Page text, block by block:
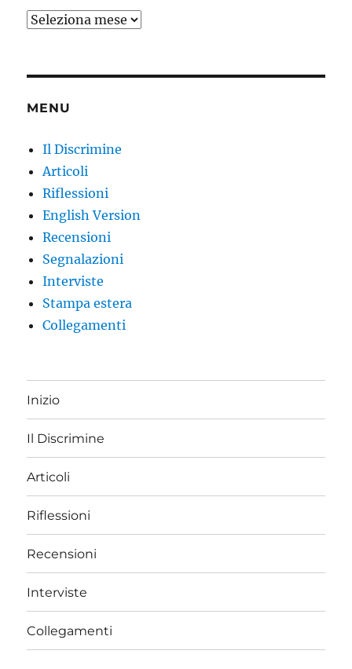
Archivi
MENU
Il Discrimine
Articoli
Riflessioni
English Version
Recensioni
Segnalazioni
Interviste
Stampa estera
Collegamenti
Inizio
Il Discrimine
Articoli
Riflessioni
Recensioni
Interviste
Collegamenti